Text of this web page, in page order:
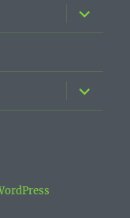
ouvrir
le
sous-
ouvrir
le
sous-